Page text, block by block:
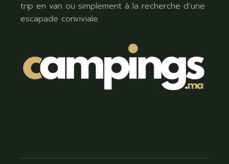
trip en van ou simplement à la recherche d’une
escapade conviviale.